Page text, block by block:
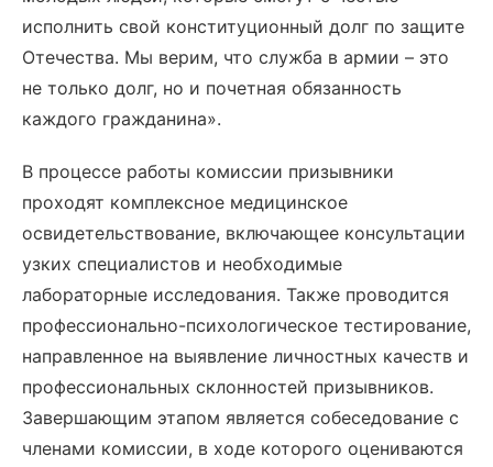
исполнить свой конституционный долг по защите
Отечества. Мы верим, что служба в армии – это
не только долг, но и почетная обязанность
каждого гражданина».
В процессе работы комиссии призывники
проходят комплексное медицинское
освидетельствование, включающее консультации
узких специалистов и необходимые
лабораторные исследования. Также проводится
профессионально-психологическое тестирование,
направленное на выявление личностных качеств и
профессиональных склонностей призывников.
Завершающим этапом является собеседование с
членами комиссии, в ходе которого оцениваются